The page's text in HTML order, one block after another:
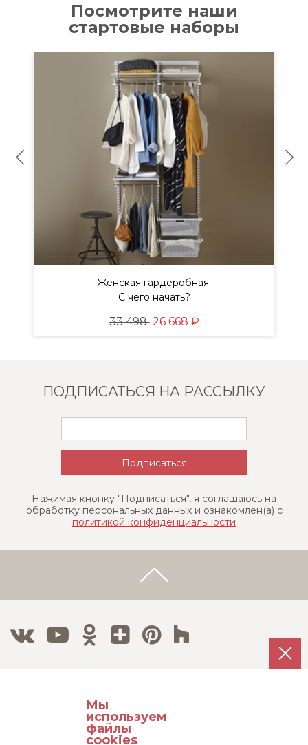
Посмотрите наши
стартовые наборы
Женская гардеробная.
С чего начать?
33 498 26 668 ₽
ПОДПИСАТЬСЯ НА РАССЫЛКУ
Нажимая кнопку "Подписаться", я соглашаюсь на
обработку персональных данных и ознакомлен(a) с
политикой конфиденциальности
8 800 500 12 63
8 495 215 08 08
Мы
используем
файлы
cookies